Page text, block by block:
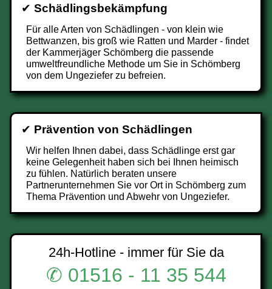
✔ Schädlingsbekämpfung
Für alle Arten von Schädlingen - von klein wie
Bettwanzen, bis groß wie Ratten und Marder - findet
der Kammerjäger Schömberg die passende
umweltfreundliche Methode um Sie in Schömberg
von dem Ungeziefer zu befreien.
✔ Prävention von Schädlingen
Wir helfen Ihnen dabei, dass Schädlinge erst gar
keine Gelegenheit haben sich bei Ihnen heimisch
zu fühlen. Natürlich beraten unsere
Partnerunternehmen Sie vor Ort in Schömberg zum
Thema Prävention und Abwehr von Ungeziefer.
24h-Hotline - immer für Sie da
✆ 01516 - 11 35 544